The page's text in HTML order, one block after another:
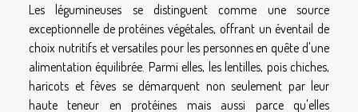
Les légumineuses se distinguent comme une source
exceptionnelle de protéines végétales, offrant un éventail de
choix nutritifs et versatiles pour les personnes en quête d'une
alimentation équilibrée. Parmi elles, les lentilles, pois chiches,
haricots et fèves se démarquent non seulement par leur
haute teneur en protéines mais aussi parce qu'elles